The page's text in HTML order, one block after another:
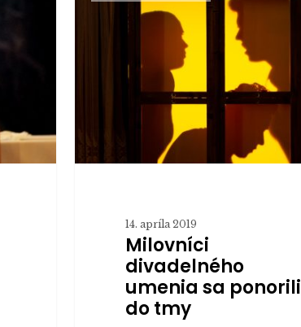
14. apríla 2019
Milovníci
divadelného
umenia sa ponorili
do tmy